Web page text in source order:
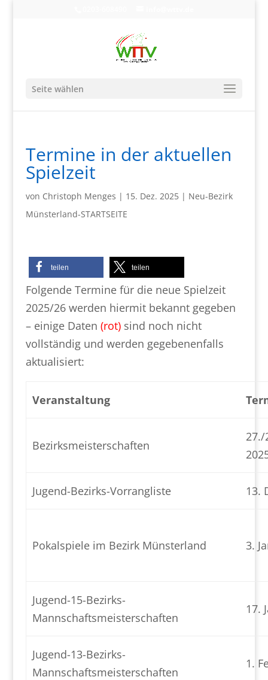
Seite wählen
Termine in der aktuellen
Spielzeit
von Christoph Menges | 15. Dez. 2025| Neu-Bezirk
Münsterland-STARTSEITE
teilen teilen
Folgende Termine für die neue Spielzeit
2025/26 werden hiermit bekannt gegeben
– einige Daten (rot)sind noch nicht
vollständig und werden gegebenenfalls
aktualisiert:
Veranstaltung
Bezirksmeisterschaften
27./
Jugend-Bezirks-Vorrangliste 13.
Pokalspiele im Bezirk Münsterland 3.
Jugend-15-Bezirks-
Mannschaftsmeisterschaften
17.
Jugend-13-Bezirks-
Mannschaftsmeisterschaften
1.